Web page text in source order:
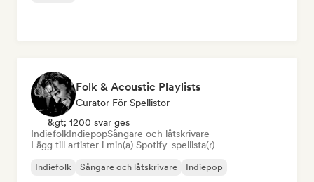
Folk & Acoustic Playlists
Curator För Spellistor
&gt; 1200 svar ges
IndiefolkIndiepopSångare och låtskrivare
Lägg till artister i min(a) Spotify-spellista(r)
Indiefolk Sångare och låtskrivare Indiepop